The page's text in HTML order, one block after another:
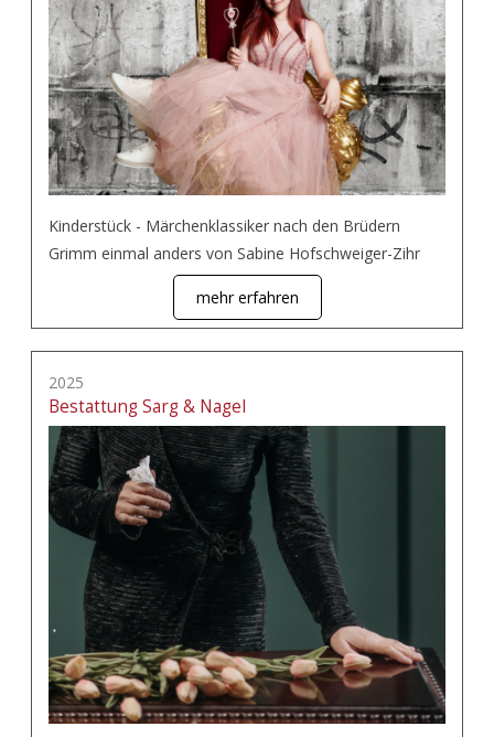
Kinderstück - Märchenklassiker nach den Brüdern
Grimm einmal anders von Sabine Hofschweiger-Zihr
mehr erfahren
2025
Bestattung Sarg & Nagel